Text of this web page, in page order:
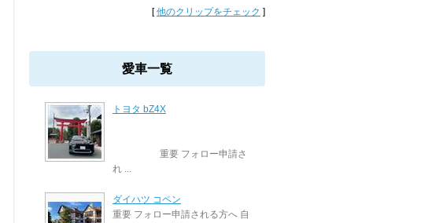
[他のクリップをチェック ]
愛車一覧
トヨタ bZ4X
重要 フォロー申請さ
れ ...
ダイハツ コペン
重要 フォロー申請される方へ 自